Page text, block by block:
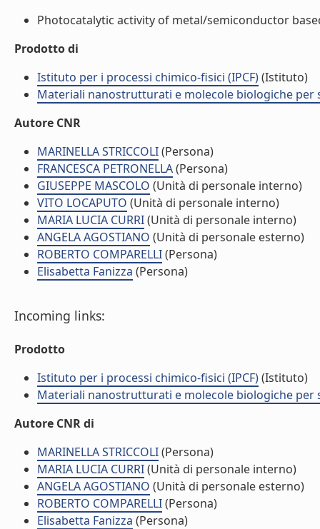
Photocatalytic activity of metal/semiconductor
Prodotto di
Istituto per i processi chimico-fisici (IPCF)(Istituto)
Materiali nanostrutturati e molecole biologiche per
Autore CNR
MARINELLA STRICCOLI(Persona)
FRANCESCA PETRONELLA(Persona)
GIUSEPPE MASCOLO (Unità di personale interno)
VITO LOCAPUTO (Unità di personale interno)
MARIA LUCIA CURRI(Unità di personale interno)
ANGELA AGOSTIANO (Unità di personale esterno)
ROBERTO COMPARELLI(Persona)
Elisabetta Fanizza (Persona)
Incoming links:
Prodotto
Istituto per i processi chimico-fisici (IPCF)(Istituto)
Materiali nanostrutturati e molecole biologiche per
Autore CNR di
MARINELLA STRICCOLI(Persona)
MARIA LUCIA CURRI(Unità di personale interno)
ANGELA AGOSTIANO (Unità di personale esterno)
ROBERTO COMPARELLI(Persona)
Elisabetta Fanizza (Persona)